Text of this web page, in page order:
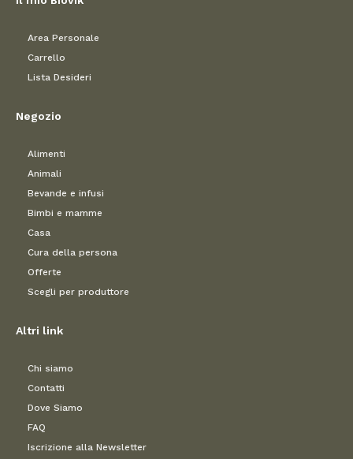
Area Personale
Carrello
Lista Desideri
Negozio
Alimenti
Animali
Bevande e infusi
Bimbi e mamme
Casa
Cura della persona
Offerte
Scegli per produttore
Altri link
Chi siamo
Contatti
Dove Siamo
FAQ
Iscrizione alla Newsletter